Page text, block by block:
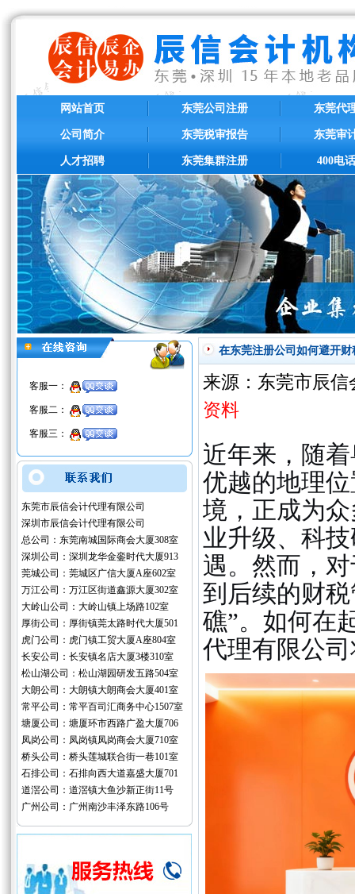
网站首页
公司简介
人才招聘
东莞公司注册
东莞税审报告
东莞集群注册
东莞代
东莞审
400电
客服一：
客服二：
客服三：
东莞市辰信会计代理有限公司
深圳市辰信会计代理有限公司
总公司：东莞南城国际商会大厦308室
深圳公司：深圳龙华金銮时代大厦913
莞城公司：莞城区广信大厦A座602室
万江公司：万江区街道鑫源大厦302室
大岭山公司：大岭山镇上场路102室
厚街公司：厚街镇莞太路时代大厦501
虎门公司：虎门镇工贸大厦A座804室
长安公司：长安镇名店大厦3楼310室
松山湖公司：松山湖园研发五路504室
大朗公司：大朗镇大朗商会大厦401室
常平公司：常平百司汇商务中心1507室
塘厦公司：塘厦环市西路广盈大厦706
凤岗公司：凤岗镇凤岗商会大厦710室
桥头公司：桥头莲城联合街一巷101室
石排公司：石排向西大道嘉盛大厦701
道滘公司：道滘镇大鱼沙新正街11号
广州公司：广州南沙丰泽东路106号
在东莞注册公司如何避开
来源：东莞市辰
资料
近年来，随
优越的地理
境，正成为
业升级、科
遇。然而，
到后续的财
礁”。如何在
代理有限公